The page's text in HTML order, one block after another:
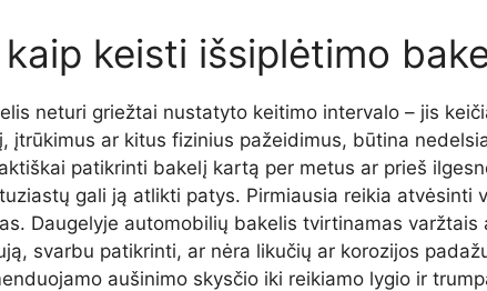
keisti išsiplėtimo
neturi griežtai nustatyto keitimo intervalo – jis
įtrūkimus ar kitus fizinius pažeidimus, būtina
patikrinti bakelį kartą per metus ar prieš
gali ją atlikti patys. Pirmiausia reikia
Daugelyje automobilių bakelis tvirtinamas
svarbu patikrinti, ar nėra likučių ar korozijos
aušinimo skysčio iki reikiamo lygio ir